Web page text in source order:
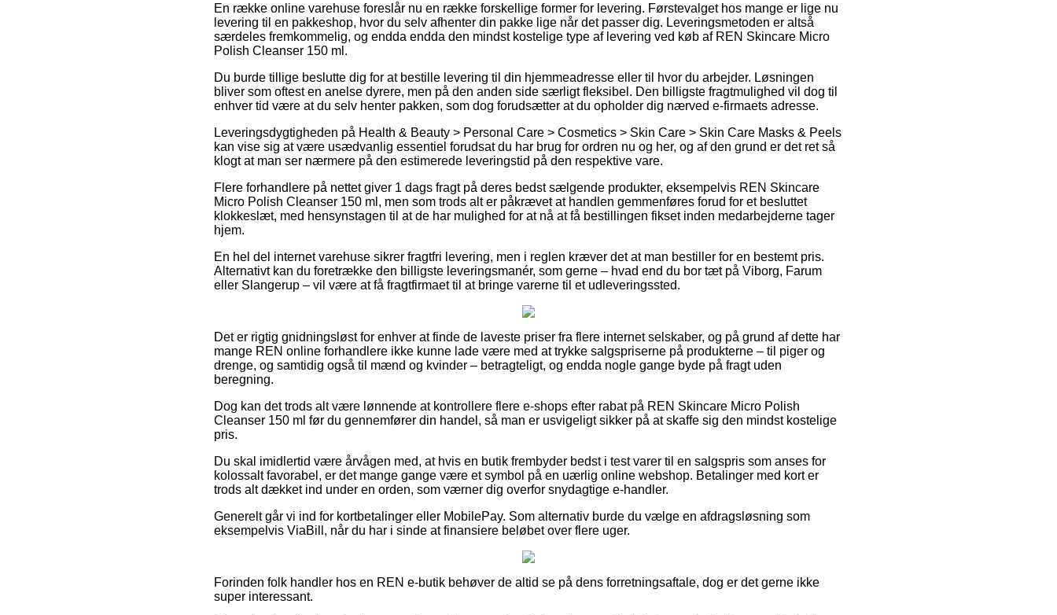
En række online varehuse foreslår nu en række forskellige former for levering. Førstevalget hos mange er lige nu
levering til en pakkeshop, hvor du selv afhenter din pakke lige når det passer dig. Leveringsmetoden er altså
særdeles fremkommelig, og endda endda den mindst kostelige type af levering ved køb af REN Skincare Micro
Polish Cleanser 150 ml.
Du burde tillige beslutte dig for at bestille levering til din hjemmeadresse eller til hvor du arbejder. Løsningen
bliver som oftest en anelse dyrere, men på den anden side særligt fleksibel. Den billigste fragtmulighed vil dog til
enhver tid være at du selv henter pakken, som dog forudsætter at du opholder dig nærved e-firmaets adresse.
Leveringsdygtigheden på Health & Beauty > Personal Care > Cosmetics > Skin Care > Skin Care Masks & Peels
kan vise sig at være usædvanlig essentiel forudsat du har brug for ordren nu og her, og af den grund er det ret så
klogt at man ser nærmere på den estimerede leveringstid på den respektive vare.
Flere forhandlere på nettet giver 1 dags fragt på deres bedst sælgende produkter, eksempelvis REN Skincare
Micro Polish Cleanser 150 ml, men som trods alt er påkrævet at handlen gemmenføres forud for et besluttet
klokkeslæt, med hensynstagen til at de har mulighed for at nå at få bestillingen fikset inden medarbejderne tager
hjem.
En hel del internet varehuse sikrer fragtfri levering, men i reglen kræver det at man bestiller for en bestemt pris.
Alternativt kan du foretrække den billigste leveringsmanér, som gerne – hvad end du bor tæt på Viborg, Farum
eller Slangerup – vil være at få fragtfirmaet til at bringe varerne til et udleveringssted.
Det er rigtig gnidningsløst for enhver at finde de laveste priser fra flere internet selskaber, og på grund af dette har
mange REN online forhandlere ikke kunne lade være med at trykke salgspriserne på produkterne – til piger og
drenge, og samtidig også til mænd og kvinder – betragteligt, og endda nogle gange byde på fragt uden
beregning.
Dog kan det trods alt være lønnende at kontrollere flere e-shops efter rabat på REN Skincare Micro Polish
Cleanser 150 ml før du gennemfører din handel, så man er usvigeligt sikker på at skaffe sig den mindst kostelige
pris.
Du skal imidlertid være årvågen med, at hvis en butik frembyder bedst i test varer til en salgspris som anses for
kolossalt favorabel, er det mange gange være et symbol på en uærlig online webshop. Betalinger med kort er
trods alt dækket ind under en orden, som værner dig overfor snydagtige e-handler.
Generelt går vi ind for kortbetalinger eller MobilePay. Som alternativ burde du vælge en afdragsløsning som
eksempelvis ViaBill, når du har i sinde at finansiere beløbet over flere uger.
Forinden folk handler hos en REN e-butik behøver de altid se på dens forretningsaftale, dog er det gerne ikke
super interessant.